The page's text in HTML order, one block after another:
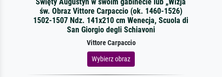
św. Obraz Vittore Carpaccio (ok. 1460-1526)
1502-1507 Ndz. 141x210 cm Wenecja, Scuola di
San Giorgio degli Schiavoni
Vittore Carpaccio
Wybierz obraz